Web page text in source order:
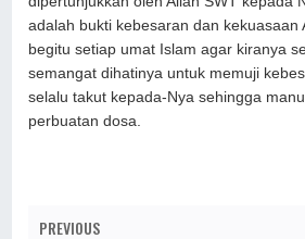
adalah bukti kebesaran dan kekuasaan
begitu setiap umat Islam agar kiranya
semangat dihatinya untuk memuji
selalu takut kepada-Nya sehingga
perbuatan dosa.
PREVIOUS